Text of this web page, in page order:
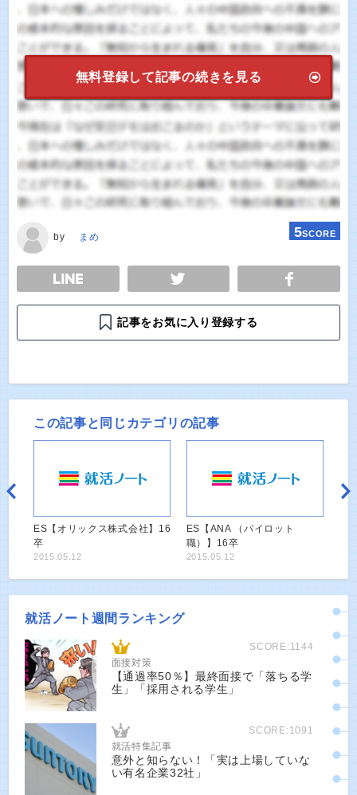
無料登録して記事の続きを見る
by まめ 5SCORE
TWEET
記事をお気に入り登録する
この記事と同じカテゴリの記事
ES【オリックス株式会社】16
卒
2015.05.12
ES【ANA （パイロット
職）】16卒
2015.05.12
就活ノート週間ランキング
SCORE:1144
面接対策
【通過率50％】最終面接で「落ちる学
生」「採用される学生」
SCORE:1091
就活特集記事
意外と知らない！「実は上場していな
い有名企業32社」